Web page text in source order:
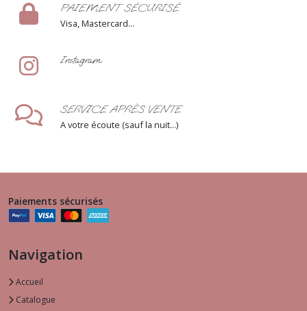
Pampa
PAIEMENT SÉCURISÉ
Visa, Mastercard...
Instagram
SERVICE APRÈS VENTE
A votre écoute (sauf la nuit...)
Paiements sécurisés
Navigation
Accueil
Catalogue